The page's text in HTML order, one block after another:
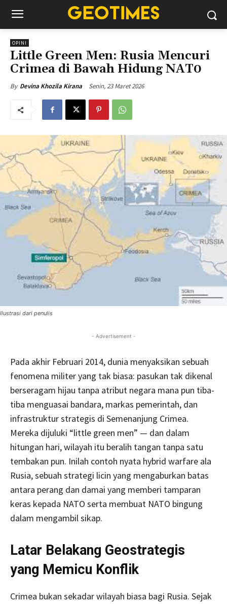
OPINI
Little Green Men: Rusia Mencuri
Crimea di Bawah Hidung NAT0
By Devina Khozila Kirana Senin, 23 Maret 2026
Ilustrasi dari penulis
- Advertisement -
Pada akhir Februari 2014, dunia menyaksikan sebuah
fenomena militer yang tak biasa: pasukan tak dikenal
berseragam hijau tanpa atribut negara mana pun tiba-
tiba menguasai bandara, markas pemerintah, dan
infrastruktur strategis di Semenanjung Crimea.
Mereka dijuluki “little green men” — dan dalam
hitungan hari, wilayah itu beralih tangan tanpa satu
tembakan pun. Inilah contoh nyata hybrid warfare ala
Rusia, sebuah strategi licin yang mengaburkan batas
antara perang dan damai yang memberi tamparan
keras kepada NATO serta membuat NATO bingung
dalam mengambil sikap.
Latar Belakang Geostrategis
yang Memicu Konflik
Crimea bukan sekadar wilayah biasa bagi Rusia. Sejak